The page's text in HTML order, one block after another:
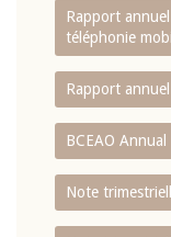
Rapport
téléphonie
Rapport
BCEAO
Note